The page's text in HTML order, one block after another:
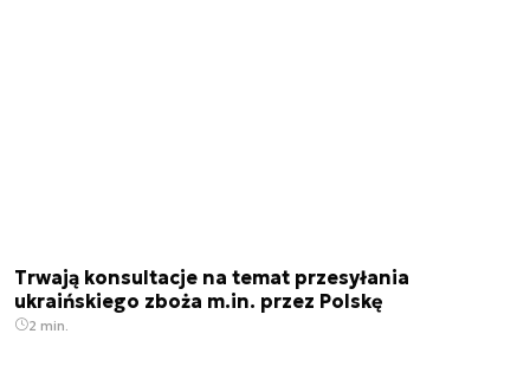
Trwają konsultacje na temat przesyłania
ukraińskiego zboża m.in. przez Polskę
2 min.